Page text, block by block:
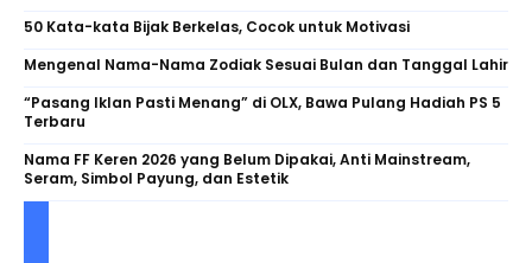
50 Kata-kata Bijak Berkelas, Cocok untuk Motivasi
Mengenal Nama-Nama Zodiak Sesuai Bulan dan Tanggal Lahir
“Pasang Iklan Pasti Menang” di OLX, Bawa Pulang Hadiah PS 5
Terbaru
Nama FF Keren 2026 yang Belum Dipakai, Anti Mainstream,
Seram, Simbol Payung, dan Estetik